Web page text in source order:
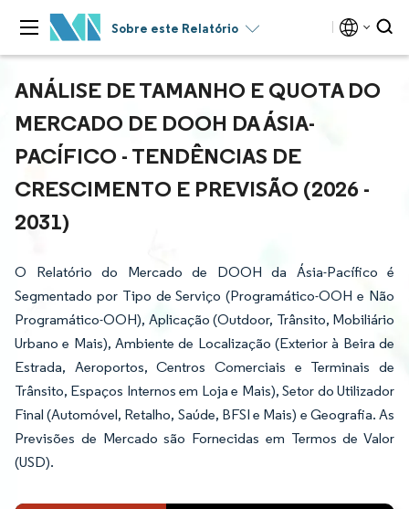
Sobre este Relatório
ANÁLISE DE TAMANHO E QUOTA DO
MERCADO DE DOOH DA ÁSIA-
PACÍFICO - TENDÊNCIAS DE
CRESCIMENTO E PREVISÃO (2026 -
2031)
O Relatório do Mercado de DOOH da Ásia-Pacífico é
Segmentado por Tipo de Serviço (Programático-OOH e Não
Programático-OOH), Aplicação (Outdoor, Trânsito, Mobiliário
Urbano e Mais), Ambiente de Localização (Exterior à Beira de
Estrada, Aeroportos, Centros Comerciais e Terminais de
Trânsito, Espaços Internos em Loja e Mais), Setor do Utilizador
Final (Automóvel, Retalho, Saúde, BFSI e Mais) e Geografia. As
Previsões de Mercado são Fornecidas em Termos de Valor
(USD).